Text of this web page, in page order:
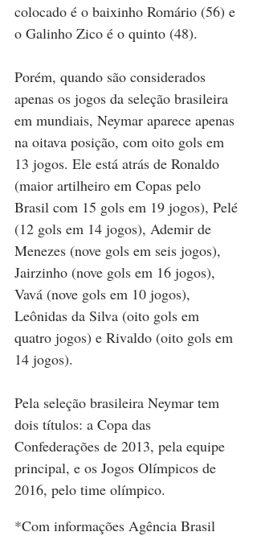
colocado é o baixinho Romário (56) e
o Galinho Zico é o quinto (48).
Porém, quando são considerados
apenas os jogos da seleção brasileira
em mundiais, Neymar aparece apenas
na oitava posição, com oito gols em
13 jogos. Ele está atrás de Ronaldo
(maior artilheiro em Copas pelo
Brasil com 15 gols em 19 jogos), Pelé
(12 gols em 14 jogos), Ademir de
Menezes (nove gols em seis jogos),
Jairzinho (nove gols em 16 jogos),
Vavá (nove gols em 10 jogos),
Leônidas da Silva (oito gols em
quatro jogos) e Rivaldo (oito gols em
14 jogos).
Pela seleção brasileira Neymar tem
dois títulos: a Copa das
Confederações de 2013, pela equipe
principal, e os Jogos Olímpicos de
2016, pelo time olímpico.
*Com informações Agência Brasil